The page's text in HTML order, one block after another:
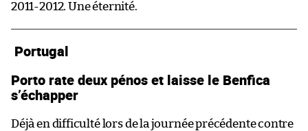
2011-2012. Une éternité.
Portugal
Porto rate deux pénos et laisse le Benfica
s’échapper
Déjà en difficulté lors de la journée précédente contre